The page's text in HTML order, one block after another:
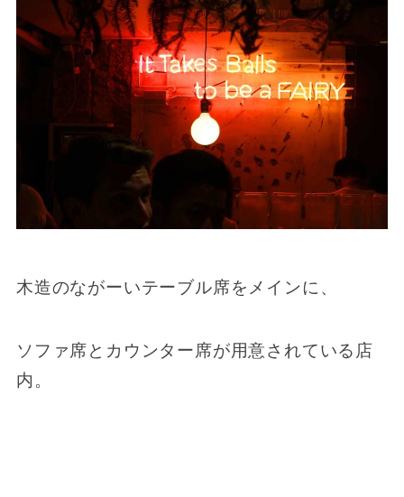
木造のながーいテーブル席をメインに、
ソファ席とカウンター席が用意されている店
内。